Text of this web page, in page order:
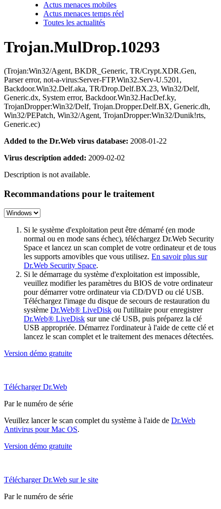
Actus menaces mobiles
Actus menaces temps réel
Toutes les actualités
Trojan.MulDrop.10293
(Trojan:Win32/Agent, BKDR_Generic, TR/Crypt.XDR.Gen,
Parser error, not-a-virus:Server-FTP.Win32.Serv-U.5201,
Backdoor.Win32.Delf.aka, TR/Drop.Delf.BX.23, Win32/Delf,
Generic.dx, System error, Backdoor.Win32.HacDef.ky,
TrojanDropper:Win32/Delf, Trojan.Dropper.Delf.BX, Generic.dh,
Win32/PEPatch, Win32/Agent, TrojanDropper:Win32/Dunik!rts,
Generic.ec)
Added to the Dr.Web virus database: 2008-01-22
Virus description added: 2009-02-02
Description is not available.
Recommandations pour le traitement
Si le système d'exploitation peut être démarré (en mode
normal ou en mode sans échec), téléchargez Dr.Web Security
Space et lancez un scan complet de votre ordinateur et de tous
les supports amovibles que vous utilisez. En savoir plus sur
Dr.Web Security Space.
Si le démarrage du système d'exploitation est impossible,
veuillez modifier les paramètres du BIOS de votre ordinateur
pour démarrer votre ordinateur via CD/DVD ou clé USB.
Téléchargez l'image du disque de secours de restauration du
système Dr.Web® LiveDisk ou l'utilitaire pour enregistrer
Dr.Web® LiveDisk sur une clé USB, puis préparez la clé
USB appropriée. Démarrez l'ordinateur à l'aide de cette clé et
lancez le scan complet et le traitement des menaces détectées.
Version démo gratuite
Télécharger Dr.Web
Par le numéro de série
Veuillez lancer le scan complet du système à l'aide de Dr.Web
Antivirus pour Mac OS.
Version démo gratuite
Télécharger Dr.Web sur le site
Par le numéro de série